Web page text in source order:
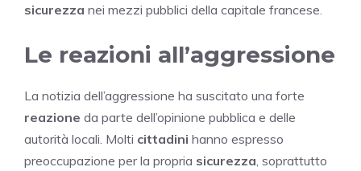
sicurezza nei mezzi pubblici della capitale francese.
Le reazioni all’aggressione
La notizia dell’aggressione ha suscitato una forte
reazione da parte dell’opinione pubblica e delle
autorità locali. Molti cittadini hanno espresso
preoccupazione per la propria sicurezza , soprattutto